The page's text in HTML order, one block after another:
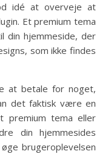
idé at overveje at
Et premium tema
din hjemmeside, der
som ikke findes
at betale for noget,
det faktisk være en
premium tema eller
din hjemmesides
brugeroplevelsen